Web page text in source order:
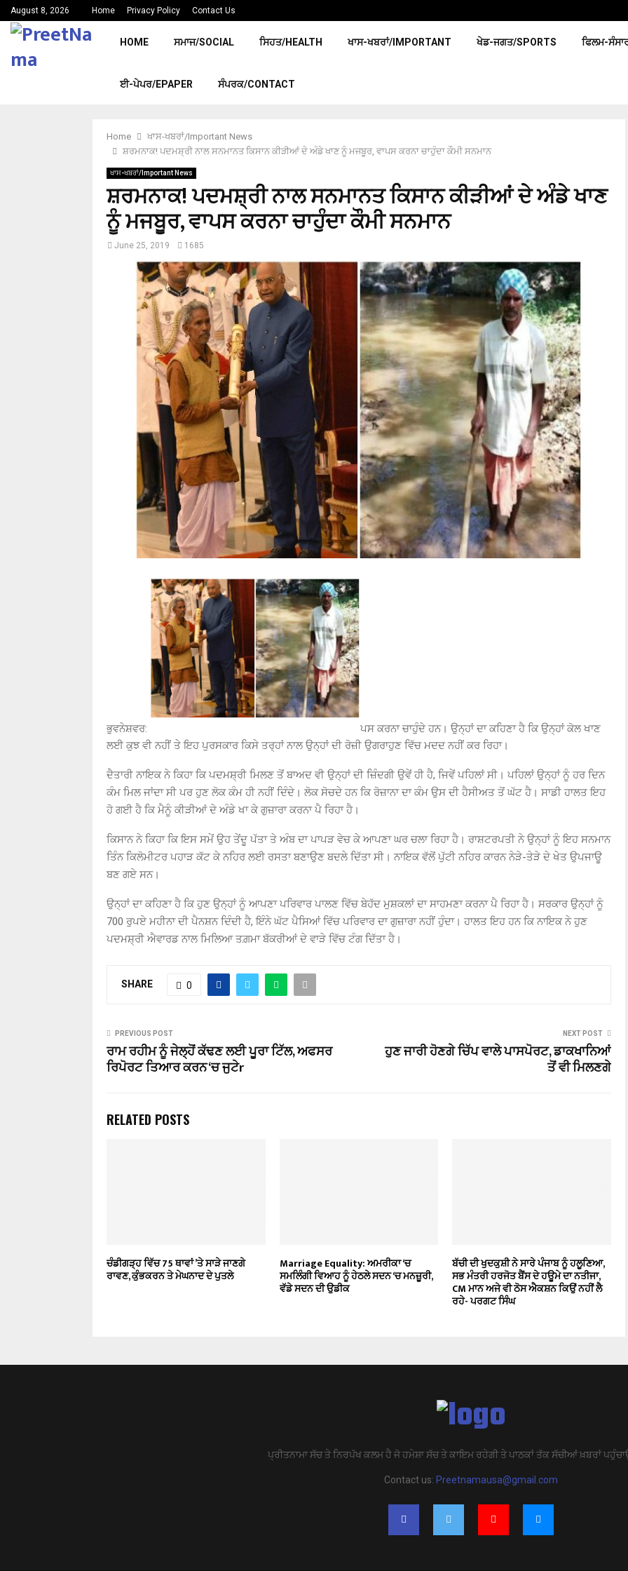
August 8, 2026 Home Privacy Policy Contact Us
HOME ਸਮਾਜ/SOCIAL ਸਿਹਤ/HEALTH ਖਾਸ-ਖਬਰਾਂ/IMPORTANT ਖੇਡ-ਜਗਤ/SPORTS ਫਿਲਮ-
ਈ-ਪੇਪਰ/EPAPER ਸੰਪਰਕ/CONTACT
Home
ਖਾਸ-ਖਬਰਾਂ/Important News
ਸ਼ਰਮਨਾਕ! ਪਦਮਸ਼੍ਰੀ ਨਾਲ ਸਨਮਾਨਤ ਕਿਸਾਨ ਕੀੜੀਆਂ ਦੇ ਅੰਡੇ ਖਾਣ ਨੂੰ ਮਜਬੂਰ, ਵਾਪਸ ਕਰਨਾ ਚਾਹੁੰਦਾ ਕੌਮੀ ਸਨਮਾਨ
ਖਾਸ-ਖਬਰਾਂ/Important News
ਸ਼ਰਮਨਾਕ! ਪਦਮਸ਼੍ਰੀ ਨਾਲ ਸਨਮਾਨਤ ਕਿਸਾਨ ਕੀੜੀਆਂ ਦੇ ਅੰਡੇ ਖਾਣ
ਨੂੰ ਮਜਬੂਰ, ਵਾਪਸ ਕਰਨਾ ਚਾਹੁੰਦਾ ਕੌਮੀ ਸਨਮਾਨ
June 25, 2019 1685
ਭੁਵਨੇਸ਼ਵਰ:
ਪਸ ਕਰਨਾ ਚਾਹੁੰਦੇ ਹਨ। ਉਨ੍ਹਾਂ ਦਾ ਕਹਿਣਾ ਹੈ ਕਿ ਉਨ੍ਹਾਂ ਕੋਲ ਖਾਣ
ਲਈ ਕੁਝ ਵੀ ਨਹੀਂ ਤੇ ਇਹ ਪੁਰਸਕਾਰ ਕਿਸੇ ਤਰ੍ਹਾਂ ਨਾਲ ਉਨ੍ਹਾਂ ਦੀ ਰੋਜ਼ੀ ਉਗਰਾਹੁਣ ਵਿੱਚ ਮਦਦ ਨਹੀਂ ਕਰ ਰਿਹਾ।
ਦੈਤਾਰੀ ਨਾਇਕ ਨੇ ਕਿਹਾ ਕਿ ਪਦਮਸ਼੍ਰੀ ਮਿਲਣ ਤੋਂ ਬਾਅਦ ਵੀ ਉਨ੍ਹਾਂ ਦੀ ਜ਼ਿੰਦਗੀ ਉਵੇਂ ਹੀ ਹੈ, ਜਿਵੇਂ ਪਹਿਲਾਂ ਸੀ। ਪਹਿਲਾਂ ਉਨ੍ਹਾਂ ਨੂੰ ਹਰ ਦਿਨ
ਕੰਮ ਮਿਲ ਜਾਂਦਾ ਸੀ ਪਰ ਹੁਣ ਲੋਕ ਕੰਮ ਹੀ ਨਹੀਂ ਦਿੰਦੇ। ਲੋਕ ਸੋਚਦੇ ਹਨ ਕਿ ਰੋਜ਼ਾਨਾ ਦਾ ਕੰਮ ਉਸ ਦੀ ਹੈਸੀਅਤ ਤੋਂ ਘੱਟ ਹੈ। ਸਾਡੀ ਹਾਲਤ ਇਹ
ਹੋ ਗਈ ਹੈ ਕਿ ਮੈਨੂੰ ਕੀੜੀਆਂ ਦੇ ਅੰਡੇ ਖਾ ਕੇ ਗੁਜ਼ਾਰਾ ਕਰਨਾ ਪੈ ਰਿਹਾ ਹੈ।
ਕਿਸਾਨ ਨੇ ਕਿਹਾ ਕਿ ਇਸ ਸਮੇਂ ਉਹ ਤੇਂਦੂ ਪੱਤਾ ਤੇ ਅੰਬ ਦਾ ਪਾਪੜ ਵੇਚ ਕੇ ਆਪਣਾ ਘਰ ਚਲਾ ਰਿਹਾ ਹੈ। ਰਾਸ਼ਟਰਪਤੀ ਨੇ ਉਨ੍ਹਾਂ ਨੂੰ ਇਹ ਸਨਮਾਨ
ਤਿੰਨ ਕਿਲੋਮੀਟਰ ਪਹਾੜ ਕੱਟ ਕੇ ਨਹਿਰ ਲਈ ਰਸਤਾ ਬਣਾਉਣ ਬਦਲੇ ਦਿੱਤਾ ਸੀ। ਨਾਇਕ ਵੱਲੋਂ ਪੁੱਟੀ ਨਹਿਰ ਕਾਰਨ ਨੇੜੇ-ਤੇੜੇ ਦੇ ਖੇਤ ਉਪਜਾਊ
ਬਣ ਗਏ ਸਨ।
ਉਨ੍ਹਾਂ ਦਾ ਕਹਿਣਾ ਹੈ ਕਿ ਹੁਣ ਉਨ੍ਹਾਂ ਨੂੰ ਆਪਣਾ ਪਰਿਵਾਰ ਪਾਲਣ ਵਿੱਚ ਬੇਹੱਦ ਮੁਸ਼ਕਲਾਂ ਦਾ ਸਾਹਮਣਾ ਕਰਨਾ ਪੈ ਰਿਹਾ ਹੈ। ਸਰਕਾਰ ਉਨ੍ਹਾਂ ਨੂੰ
700 ਰੁਪਏ ਮਹੀਨਾ ਦੀ ਪੈਨਸ਼ਨ ਦਿੰਦੀ ਹੈ, ਇੰਨੇ ਘੱਟ ਪੈਸਿਆਂ ਵਿੱਚ ਪਰਿਵਾਰ ਦਾ ਗੁਜ਼ਾਰਾ ਨਹੀਂ ਹੁੰਦਾ। ਹਾਲਤ ਇਹ ਹਨ ਕਿ ਨਾਇਕ ਨੇ ਹੁਣ
ਪਦਮਸ਼੍ਰੀ ਐਵਾਰਡ ਨਾਲ ਮਿਲਿਆ ਤਗ਼ਮਾ ਬੱਕਰੀਆਂ ਦੇ ਵਾੜੇ ਵਿੱਚ ਟੰਗ ਦਿੱਤਾ ਹੈ।
SHARE 0
PREVIOUS POST
ਰਾਮ ਰਹੀਮ ਨੂੰ ਜੇਲ੍ਹੋਂ ਕੱਢਣ ਲਈ ਪੂਰਾ ਟਿੱਲ, ਅਫਸਰ
ਰਿਪੋਰਟ ਤਿਆਰ ਕਰਨ ‘ਚ ਜੁਟੇr
NEXT POST
ਹੁਣ ਜਾਰੀ ਹੋਣਗੇ ਚਿੱਪ ਵਾਲੇ ਪਾਸਪੋਰਟ, ਡਾਕਖਾਨਿਆਂ
ਤੋਂ ਵੀ ਮਿਲਣਗੇ
RELATED POSTS
ਚੰਡੀਗੜ੍ਹ ਵਿੱਚ 75 ਥਾਵਾਂ ’ਤੇ ਸਾੜੇ ਜਾਣਗੇ
ਰਾਵਣ, ਕੁੰਭਕਰਨ ਤੇ ਮੇਘਨਾਦ ਦੇ ਪੁਤਲੇ
Marriage Equality: ਅਮਰੀਕਾ ‘ਚ
ਸਮਲਿੰਗੀ ਵਿਆਹ ਨੂੰ ਹੇਠਲੇ ਸਦਨ ‘ਚ ਮਨਜ਼ੂਰੀ,
ਵੱਡੇ ਸਦਨ ਦੀ ਉਡੀਕ
ਬੱਚੀ ਦੀ ਖੁਦਕੁਸ਼ੀ ਨੇ ਸਾਰੇ ਪੰਜਾਬ ਨੂੰ ਹਲੂਣਿਆ,
ਸਭ ਮੰਤਰੀ ਹਰਜੋਤ ਬੈਂਸ ਦੇ ਹਊਮੇ ਦਾ ਨਤੀਜਾ,
CM ਮਾਨ ਅਜੇ ਵੀ ਠੋਸ ਐਕਸ਼ਨ ਕਿਉਂ ਨਹੀਂ ਲੈ
ਰਹੇ- ਪਰਗਟ ਸਿੰਘ
ਪ੍ਰੀਤਨਾਮਾ ਸੱਚ ਤੇ ਨਿਰਪੱਖ ਕਲਮ ਹੈ ਜੋ ਹਮੇਸ਼ਾ ਸੱਚ ਤੇ ਕਾਇਮ ਰਹੇਗੀ ਤੇ ਪਾਠਕਾਂ ਤੱਕ ਸੱਚੀਆਂ ਖ਼ਬਰਾਂ
Contact us: Preetnamausa@gmail.com